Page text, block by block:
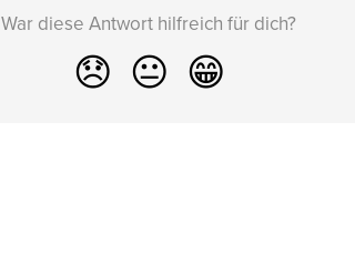
War diese Antwort hilfreich für dich?
😞 😐 😁